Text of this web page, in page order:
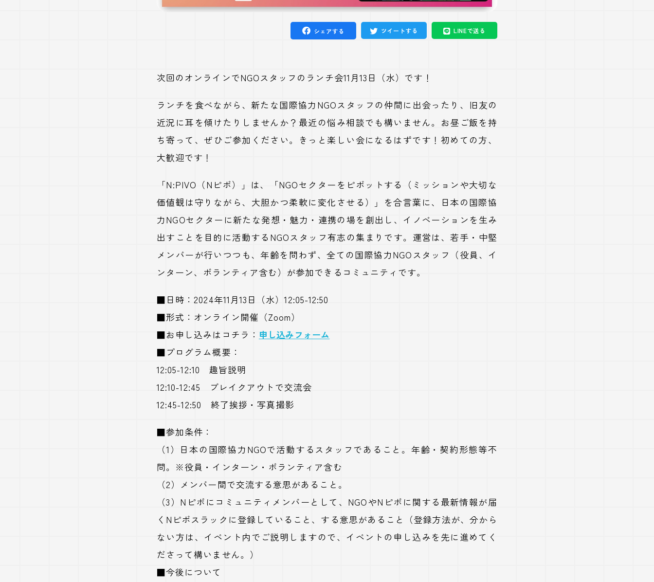
シェアする ツイートする LINEで送る
次回のオンラインでNGOスタッフのランチ会11月13日（水）です！
ランチを食べながら、新たな国際協力NGOスタッフの仲間に出会ったり、旧友の
近況に耳を傾けたりしませんか？最近の悩み相談でも構いません。お昼ご飯を持
ち寄って、ぜひご参加ください。きっと楽しい会になるはずです！初めての方、
大歓迎です！
「N:PIVO（Nピボ）」は、「NGOセクターをピボットする（ミッションや大切な
価値観は守りながら、大胆かつ柔軟に変化させる）」を合言葉に、日本の国際協
力NGOセクターに新たな発想・魅力・連携の場を創出し、イノベーションを生み
出すことを目的に活動するNGOスタッフ有志の集まりです。運営は、若手・中堅
メンバーが行いつつも、年齢を問わず、全ての国際協力NGOスタッフ（役員、イ
ンターン、ボランティア含む）が参加できるコミュニティです。
■日時：2024年11月13日（水）12:05-12:50
■形式：オンライン開催（Zoom）
■お申し込みはコチラ： 申し込みフォーム
■プログラム概要：
12:05-12:10 趣旨説明
12:10-12:45 ブレイクアウトで交流会
12:45-12:50 終了挨拶・写真撮影
■参加条件：
（1）日本の国際協力NGOで活動するスタッフであること。年齢・契約形態等不
問。※役員・インターン・ボランティア含む
（2）メンバー間で交流する意思があること。
（3）Nピボにコミュニティメンバーとして、NGOやNピボに関する最新情報が届
くNピボスラックに登録していること、する意思があること（登録方法が、分から
ない方は、イベント内でご説明しますので、イベントの申し込みを先に進めてく
ださって構いません。）
■今後について